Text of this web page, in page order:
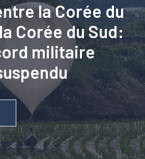
la Corée du
Corée du Sud:
militaire